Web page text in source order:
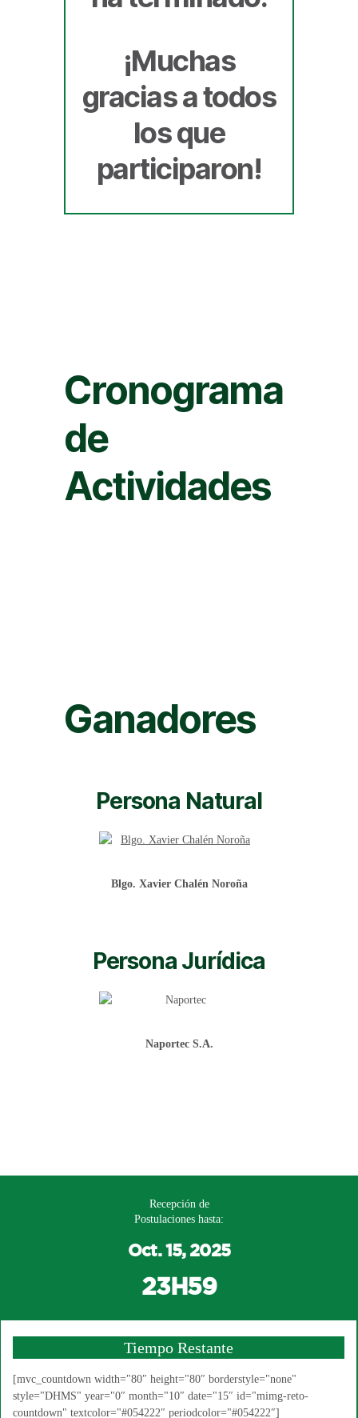
¡Muchas
gracias a todos
los que
participaron!
Cronograma
de
Actividades
Ganadores
Persona Natural
Blgo. Xavier Chalén Noroña
Persona Jurídica
Naportec S.A.
Recepción de
Postulaciones hasta:
Oct. 15, 2025
23H59
Tiempo Restante
[mvc_countdown width="80″ height="80″ borderstyle="none"
style="DHMS" year="0″ month="10″ date="15″ id="mimg-reto-
countdown" textcolor="#054222″ periodcolor="#054222″]